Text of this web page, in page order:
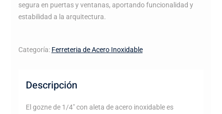
segura en puertas y ventanas, aportando funcionalidad y
estabilidad a la arquitectura.
Categoría: Ferreteria de Acero Inoxidable
Descripción
El gozne de 1/4″ con aleta de acero inoxidable es